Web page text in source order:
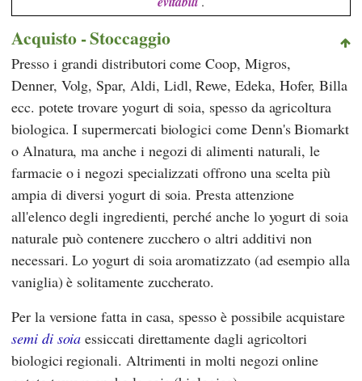
Acquisto - Stoccaggio
Presso i grandi distributori comeCoop, Migros,
Denner, Volg,Spar, Aldi, Lidl,Rewe,Edeka, Hofer,Billa
ecc. potete trovare yogurt di soia, spesso da agricoltura
biologica. I supermercati biologici come Denn's Biomarkt
o Alnatura, ma anche i negozi di alimenti naturali, le
farmacie o i negozi specializzati offrono una scelta più
ampia di diversi yogurt di soia. Presta attenzione
all'elenco degli ingredienti, perché anche lo yogurt di soia
naturale può contenere zucchero o altri additivi non
necessari. Lo yogurt di soia aromatizzato (ad esempio alla
vaniglia) è solitamente zuccherato.
Per la versione fatta in casa, spesso è possibile acquistare
semi di soia essiccati direttamente dagli agricoltori
biologici regionali. Altrimenti in molti negozi online